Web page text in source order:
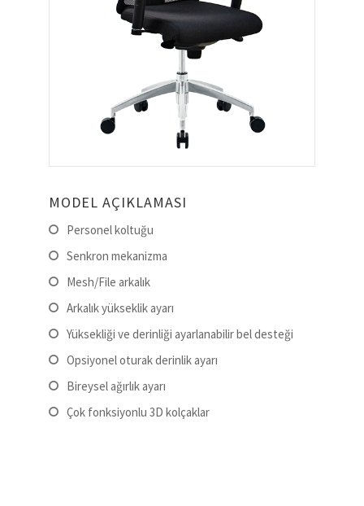
MODEL AÇIKLAMASI
Personel koltuğu
Senkron mekanizma
Mesh/File arkalık
Arkalık yükseklik ayarı
Yüksekliği ve derinliği ayarlanabilir bel desteği
Opsiyonel oturak derinlik ayarı
Bireysel ağırlık ayarı
Çok fonksiyonlu 3D kolçaklar